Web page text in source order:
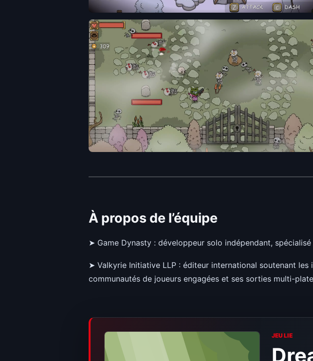
À propos de l’équipe
➤ Game Dynasty : développeur solo indépendant,
➤ Valkyrie Initiative LLP : éditeur international soutenant les
communautés de joueurs engagées et ses sorties multi-
JEU LIE